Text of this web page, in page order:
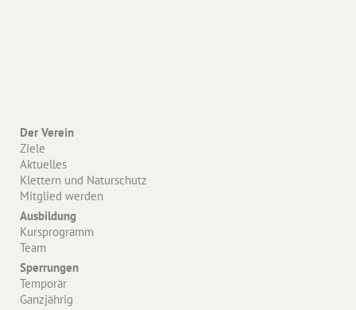
Der Verein
Ziele
Aktuelles
Klettern und Naturschutz
Mitglied werden
Ausbildung
Kursprogramm
Team
Sperrungen
Temporär
Ganzjährig